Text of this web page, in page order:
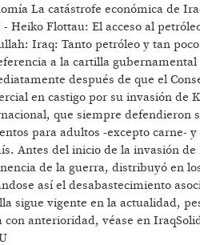
La catástrofe económica de
- Heiko Flottau: El acceso al
Iraq: Tanto petróleo y tan poco
a la cartilla
después de que el
en castigo por su invasión de
que siempre defendieron
para adultos -excepto carne-
Antes del inicio de la invasión
de la guerra, distribuyó en
así el desabastecimiento
sigue vigente en la actualidad,
con anterioridad, véase en